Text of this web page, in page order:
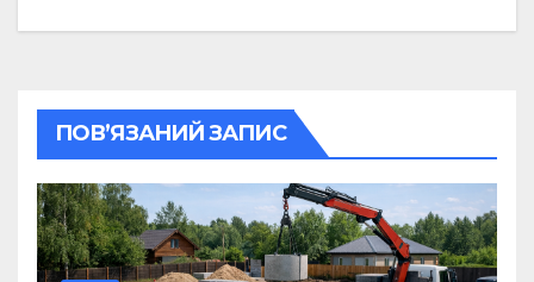
ПОВ’ЯЗАНИЙ ЗАПИС